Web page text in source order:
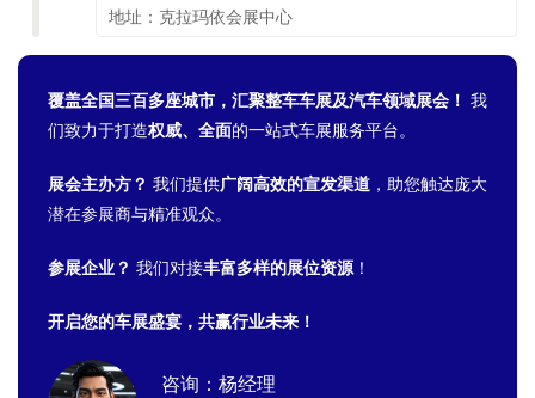
地址：克拉玛依会展中心
覆盖全国三百多座城市，汇聚整车车展及汽车领域展会！ 我
们致力于打造权威、全面的一站式车展服务平台。
展会主办方？ 我们提供广阔高效的宣发渠道 ，助您触达庞大
潜在参展商与精准观众。
参展企业？ 我们对接丰富多样的展位资源！
开启您的车展盛宴，共赢行业未来！
咨询：杨经理